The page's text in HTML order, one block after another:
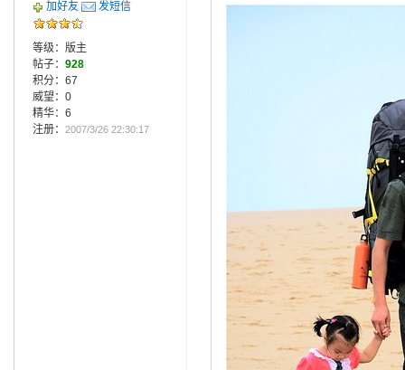
加好友 发短信
等级：版主
帖子： 928
积分：67
威望：0
精华：6
注册： 2007/3/26 22:30:17